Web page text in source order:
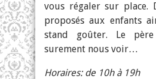
vous régaler sur place.
proposés aux enfants
stand goûter. Le
surement nous voir…
Horaires: de 10h à 19h